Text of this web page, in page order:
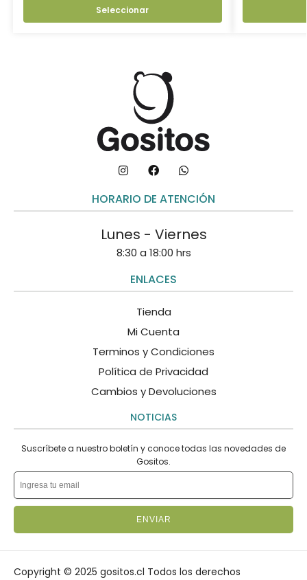
Seleccionar
HORARIO DE ATENCIÓN
Lunes - Viernes
8:30 a 18:00 hrs
ENLACES
Tienda
Mi Cuenta
Terminos y Condiciones
Política de Privacidad
Cambios y Devoluciones
NOTICIAS
Suscríbete a nuestro boletín y conoce todas las novedades de
Gositos.
ENVIAR
Copyright © 2025 gositos.cl Todos los derechos